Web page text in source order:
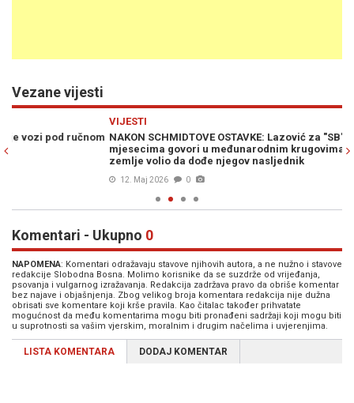
Vezane vijesti
NAKON SCHMIDTOVE OSTAVKE: Lazović za "SB" otkrio šta se
mjesecima govori u međunarodnim krugovima, te iz koje bi
zemlje volio da dođe njegov nasljednik
Komentari - Ukupno 0
NAPOMENA: Komentari odražavaju stavove njihovih autora, a ne nužno i stavove
redakcije Slobodna Bosna. Molimo korisnike da se suzdrže od vrijeđanja,
psovanja i vulgarnog izražavanja. Redakcija zadržava pravo da obriše komentar
bez najave i objašnjenja. Zbog velikog broja komentara redakcija nije dužna
obrisati sve komentare koji krše pravila. Kao čitalac također prihvatate
mogućnost da među komentarima mogu biti pronađeni sadržaji koji mogu biti
u suprotnosti sa vašim vjerskim, moralnim i drugim načelima i uvjerenjima.
LISTA KOMENTARA DODAJ KOMENTAR